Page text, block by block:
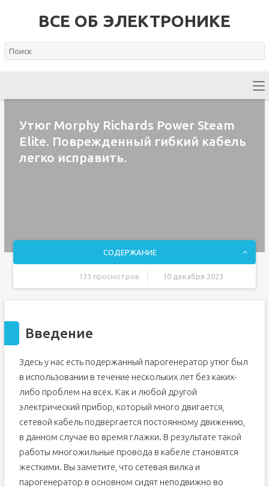
ВСЕ ОБ ЭЛЕКТРОНИКЕ
Утюг Morphy Richards Power Steam
Elite. Поврежденный гибкий кабель
легко исправить.
СОДЕРЖАНИЕ
133 просмотров 10 декабря 2023
Шаг 2
Шаг 4
Шаг 5
Шаг 6
Шаг 7
Шаг 9
Введение
Здесь у нас есть подержанный парогенератор утюг был
в использовании в течение нескольких лет без каких-
либо проблем на всех. Как и любой другой
электрический прибор, который много двигается,
сетевой кабель подвергается постоянному движению,
в данном случае во время глажки. В результате такой
работы многожильные провода в кабеле становятся
жесткими. Вы заметите, что сетевая вилка и
парогенератор в основном сидят неподвижно во